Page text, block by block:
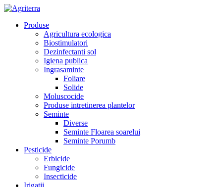
Produse
Agricultura ecologica
Biostimulatori
Dezinfectanti sol
Igiena publica
Ingrasaminte
Foliare
Solide
Moluscocide
Produse intretinerea plantelor
Seminte
Diverse
Seminte Floarea soarelui
Seminte Porumb
Pesticide
Erbicide
Fungicide
Insecticide
Irigatii